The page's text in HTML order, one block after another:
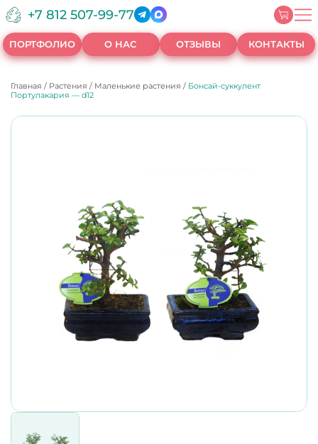
+7 812 507-99-77
ПОРТФОЛИО О НАС ОТЗЫВЫ КОНТАКТЫ
Главная / Растения / Маленькие растения / Бонсай-суккулент
Портулакария — d12